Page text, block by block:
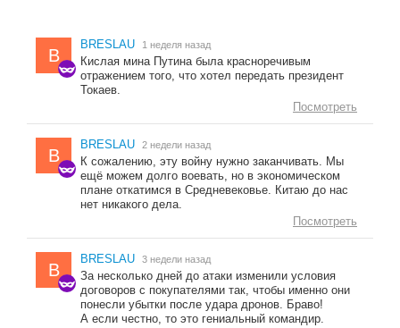
B
BRESLAU 1 неделя назад
Кислая мина Путина была красноречивым
отражением того, что хотел передать президент
Токаев.
Посмотреть
B
BRESLAU 2 недели назад
К сожалению, эту войну нужно заканчивать. Мы
ещё можем долго воевать, но в экономическом
плане откатимся в Средневековье. Китаю до нас
нет никакого дела.
Посмотреть
B
BRESLAU 3 недели назад
За несколько дней до атаки изменили условия
договоров с покупателями так, чтобы именно они
понесли убытки после удара дронов. Браво!
А если честно, то это гениальный командир.